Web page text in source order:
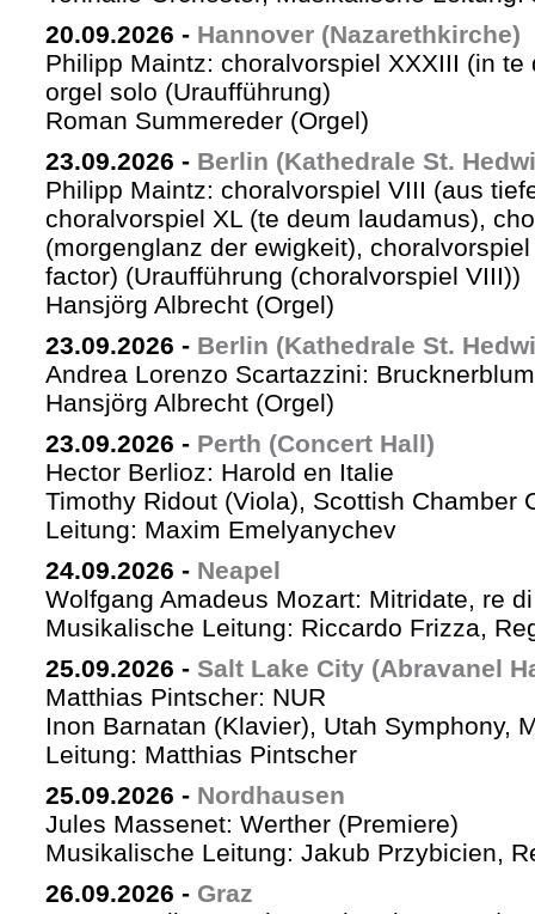
20.09.2026 - Hannover (Nazarethkirche)
Philipp Maintz: choralvorspiel XXXIII (in te
orgel solo (Uraufführung)
Roman Summereder (Orgel)
23.09.2026 - Berlin (Kathedrale St.
Philipp Maintz: choralvorspiel VIII (aus
choralvorspiel XL (te deum laudamus),
(morgenglanz der ewigkeit),
factor) (Uraufführung (choralvorspiel VIII))
Hansjörg Albrecht (Orgel)
23.09.2026 - Berlin (Kathedrale St.
Andrea Lorenzo Scartazzini:
Hansjörg Albrecht (Orgel)
23.09.2026 - Perth (Concert Hall)
Hector Berlioz: Harold en Italie
Timothy Ridout (Viola), Scottish Chamber
Leitung: Maxim Emelyanychev
24.09.2026 - Neapel
Wolfgang Amadeus Mozart: Mitridate, re
Musikalische Leitung: Riccardo Frizza,
25.09.2026 - Salt Lake City (Abravanel
Matthias Pintscher: NUR
Inon Barnatan (Klavier), Utah Symphony,
Leitung: Matthias Pintscher
25.09.2026 - Nordhausen
Jules Massenet: Werther (Premiere)
Musikalische Leitung: Jakub Przybicien,
26.09.2026 - Graz